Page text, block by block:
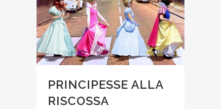
PRINCIPESSE ALLA
RISCOSSA